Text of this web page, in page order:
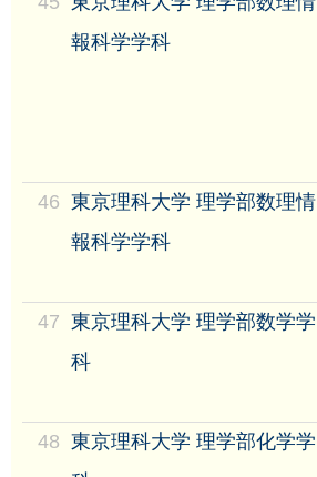
報科学学科
46 東京理科大学 理学部数理情
報科学学科
47 東京理科大学 理学部数学学
科
48 東京理科大学 理学部化学学